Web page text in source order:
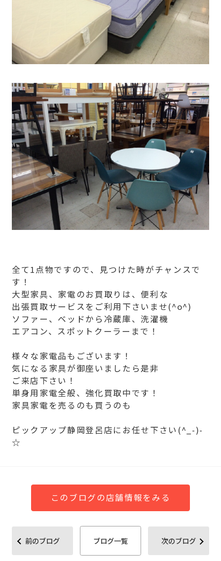
全て1点物ですので、見つけた時がチャンスで
す！
大型家具、家電のお買取りは、便利な
出張買取サービスをご利用下さいませ(^o^)
ソファー、ベッドから冷蔵庫、洗濯機
エアコン、スポットクーラーまで！
様々な家電品もございます！
気になる家具が御座いましたら是非
ご来店下さい！
単身用家電全般、強化買取中です！
家具家電を売るのも買うのも
ピックアップ静岡登呂店にお任せ下さい(^_-)-
☆
このブログの店舗情報をみる
前のブログ ブログ一覧 次のブログ